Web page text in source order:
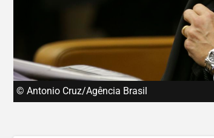
© Antonio Cruz/Agência Brasil